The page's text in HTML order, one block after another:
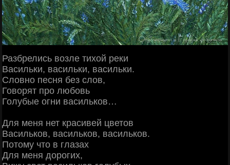
Разбрелись возле тихой реки
Васильки, васильки, васильки.
Словно песня без слов,
Говорят про любовь
Голубые огни васильков…
Для меня нет красивей цветов
Васильков, васильков, васильков.
Потому что в глазах
Для меня дорогих,